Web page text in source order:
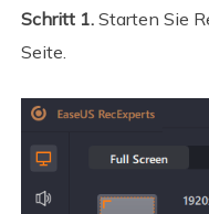
Schritt 1. Starten Sie
Seite.